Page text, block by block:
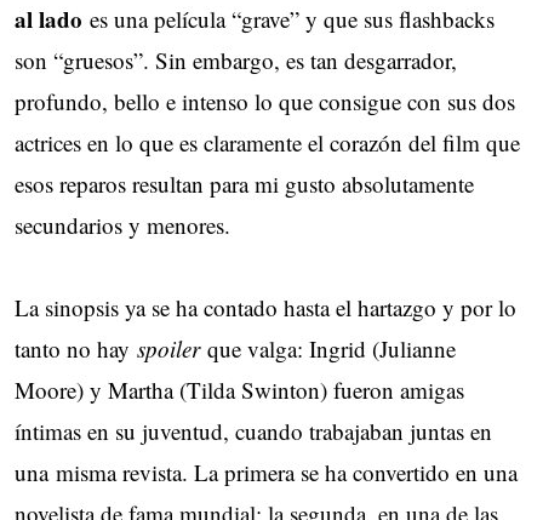
al lado es una película “grave” y que sus flashbacks
son “gruesos”. Sin embargo, es tan desgarrador,
profundo, bello e intenso lo que consigue con sus dos
actrices en lo que es claramente el corazón del film que
esos reparos resultan para mi gusto absolutamente
secundarios y menores.
La sinopsis ya se ha contado hasta el hartazgo y por lo
tanto no hay spoilerque valga: Ingrid (Julianne
Moore) y Martha (Tilda Swinton) fueron amigas
íntimas en su juventud, cuando trabajaban juntas en
una misma revista. La primera se ha convertido en una
novelista de fama mundial; la segunda, en una de las